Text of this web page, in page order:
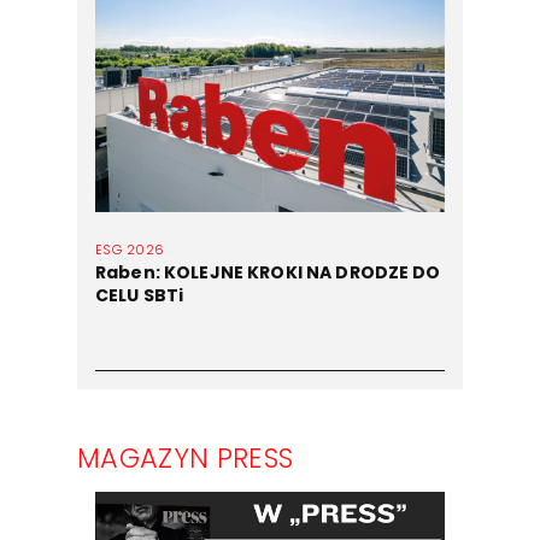
ESG 2026
Raben: KOLEJNE KROKI NA DRODZE DO
CELU SBTi
MAGAZYN PRESS